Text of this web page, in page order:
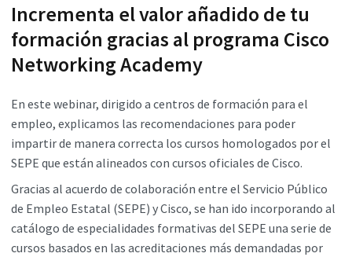
Incrementa el valor añadido de tu
formación gracias al programa Cisco
Networking Academy
En este webinar, dirigido a centros de formación para el
empleo, explicamos las recomendaciones para poder
impartir de manera correcta los cursos homologados por el
SEPE que están alineados con cursos oficiales de Cisco.
Gracias al acuerdo de colaboración entre el Servicio Público
de Empleo Estatal (SEPE) y Cisco, se han ido incorporando al
catálogo de especialidades formativas del SEPE una serie de
cursos basados en las acreditaciones más demandadas por